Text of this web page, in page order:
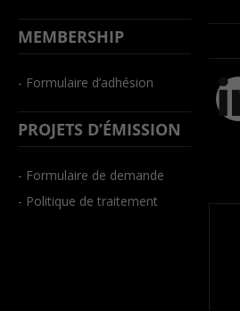
MEMBERSHIP
- Formulaire d’adhésion
PROJETS D’ÉMISSION
- Formulaire de demande
- Politique de traitement